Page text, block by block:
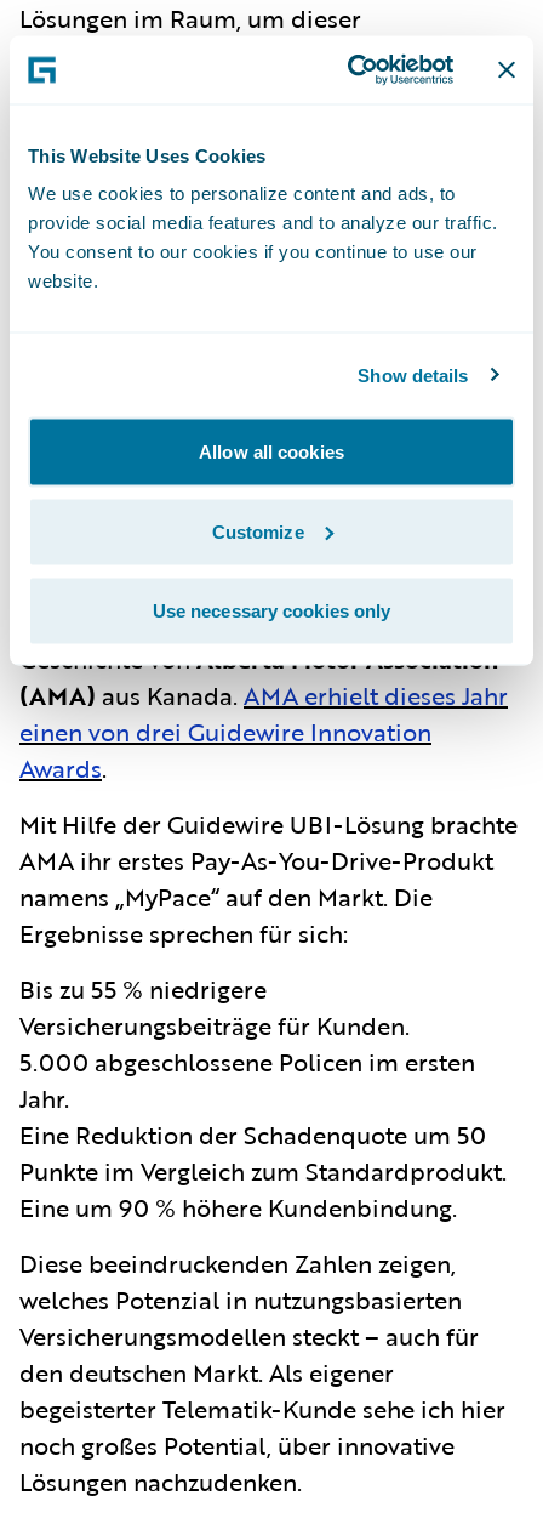
This Website Uses Cookies
We use cookies to personalize content and ads, to
provide social media features and to analyze our traffic.
You consent to our cookies if you continue to use our
website.
Show details
Allow all cookies
Customize
Use necessary cookies only
Lösungen im Raum, um dieser
Herausforderung zu begegnen.
Lösungen, etwa die Verwendung
gebrauchter Fahrzeugteile. Dies reduziert
nicht nur Kosten und eventuell auch
Beiträge, sondern trägt auch zur Lösung von
Lieferengpässen bei.
Verwendung von neuen Technologien, aber
auch von neuen Produktansätzen wie z.B.
personalisierten und nutzungsbasierten
(UBI, Usage Bases Insurance)
Versicherungsprodukten, speziell auch im
Bereich Kraftfahrtversicherung.
Inspiriert wurde ich hier durch die
Geschichte vonAlberta Motor Association
(AMA) aus Kanada. AMA erhielt dieses Jahr
einen von drei Guidewire Innovation
Awards.
Mit Hilfe der Guidewire UBI-Lösung brachte
AMA ihr erstes Pay-As-You-Drive-Produkt
namens „MyPace“ auf den Markt. Die
Ergebnisse sprechen für sich:
Bis zu 55 % niedrigere
Versicherungsbeiträge für Kunden.
5.000 abgeschlossene Policen im ersten
Jahr.
Eine Reduktion der Schadenquote um 50
Punkte im Vergleich zum Standardprodukt.
Eine um 90 % höhere Kundenbindung.
Diese beeindruckenden Zahlen zeigen,
welches Potenzial in nutzungsbasierten
Versicherungsmodellen steckt – auch für
den deutschen Markt. Als eigener
begeisterter Telematik-Kunde sehe ich hier
noch großes Potential, über innovative
Lösungen nachzudenken.